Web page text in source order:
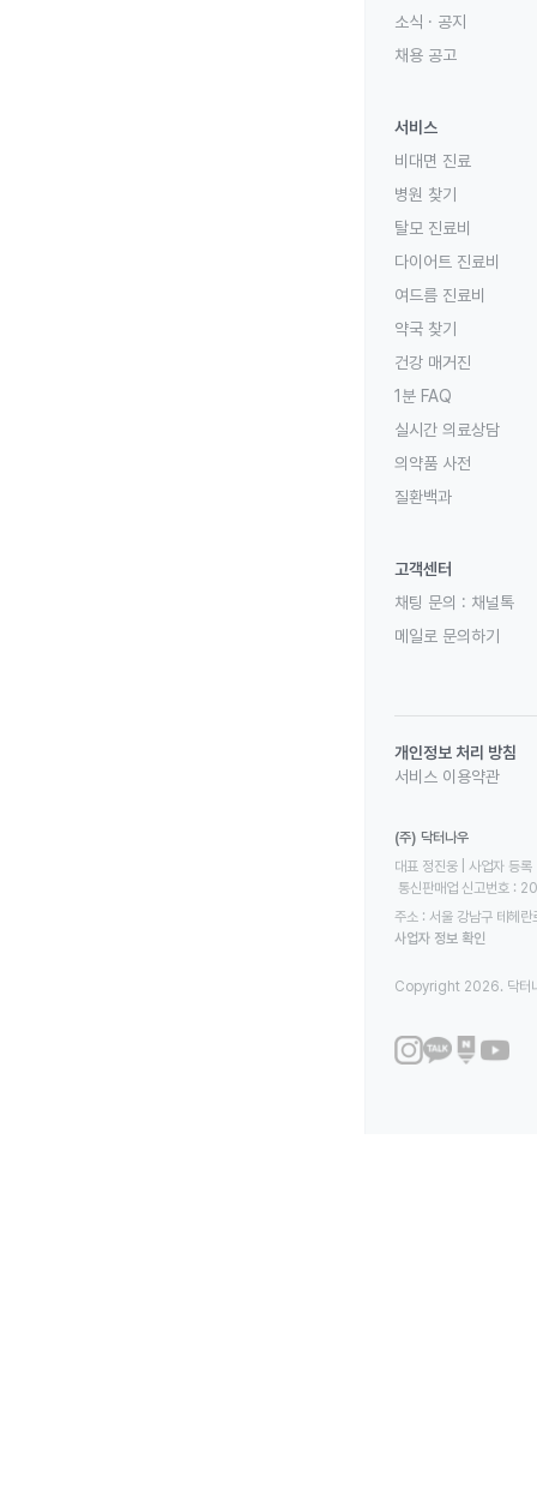
소식 · 공지
채용 공고
서비스
비대면 진료
병원 찾기
탈모 진료비
다이어트 진료비
여드름 진료비
약국 찾기
건강 매거진
1분 FAQ
실시간 의료상담
의약품 사전
질환백과
고객센터
채팅 문의 : 채널톡
메일로 문의하기
개인정보 처리 방침
서비스 이용약관
(주) 닥터나우
대표 정진웅 | 사업자
통신판매업 신고번호
주소 : 서울 강남구 테헤
사업자 정보 확인
Copyright 2026. 닥터